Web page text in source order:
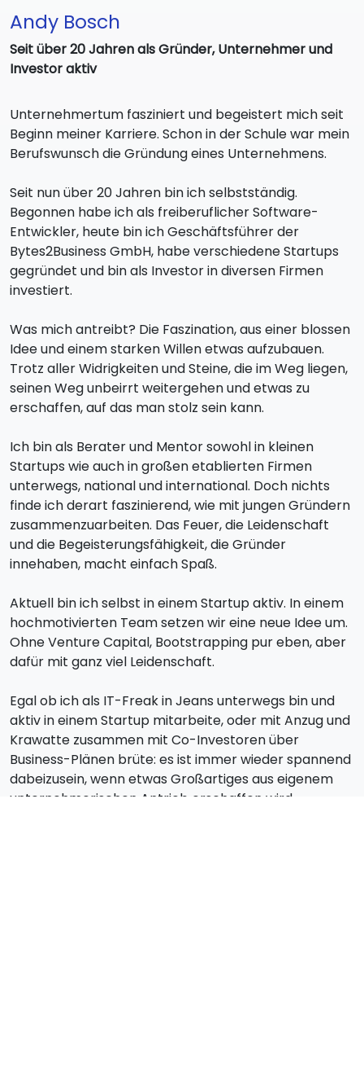
Andy Bosch
Seit über 20 Jahren als Gründer, Unternehmer und
Investor aktiv
Unternehmertum fasziniert und begeistert mich seit
Beginn meiner Karriere. Schon in der Schule war mein
Berufswunsch die Gründung eines Unternehmens.
Seit nun über 20 Jahren bin ich selbstständig.
Begonnen habe ich als freiberuflicher Software-
Entwickler, heute bin ich Geschäftsführer der
Bytes2Business GmbH, habe verschiedene Startups
gegründet und bin als Investor in diversen Firmen
investiert.
Was mich antreibt? Die Faszination, aus einer blossen
Idee und einem starken Willen etwas aufzubauen.
Trotz aller Widrigkeiten und Steine, die im Weg liegen,
seinen Weg unbeirrt weitergehen und etwas zu
erschaffen, auf das man stolz sein kann.
Ich bin als Berater und Mentor sowohl in kleinen
Startups wie auch in großen etablierten Firmen
unterwegs, national und international. Doch nichts
finde ich derart faszinierend, wie mit jungen Gründern
zusammenzuarbeiten. Das Feuer, die Leidenschaft
und die Begeisterungsfähigkeit, die Gründer
innehaben, macht einfach Spaß.
Aktuell bin ich selbst in einem Startup aktiv. In einem
hochmotivierten Team setzen wir eine neue Idee um.
Ohne Venture Capital, Bootstrapping pur eben, aber
dafür mit ganz viel Leidenschaft.
Egal ob ich als IT-Freak in Jeans unterwegs bin und
aktiv in einem Startup mitarbeite, oder mit Anzug und
Krawatte zusammen mit Co-Investoren über
Business-Plänen brüte: es ist immer wieder spannend
dabeizusein, wenn etwas Großartiges aus eigenem
unternehmerischen Antrieb erschaffen wird.